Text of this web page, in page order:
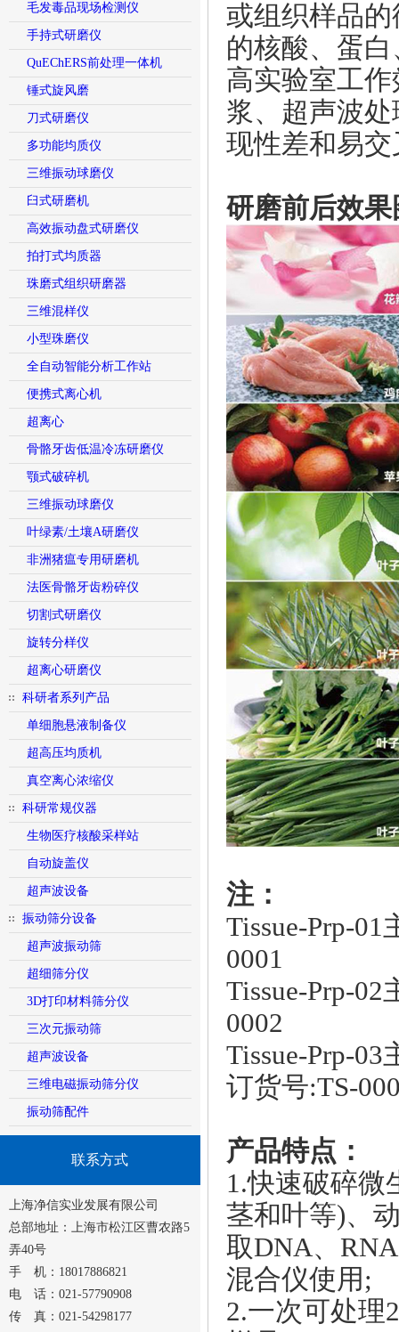
毛发毒品现场检测仪
手持式研磨仪
QuEChERS前处理一体机
锤式旋风磨
刀式研磨仪
多功能均质仪
三维振动球磨仪
臼式研磨机
高效振动盘式研磨仪
拍打式均质器
珠磨式组织研磨器
三维混样仪
小型珠磨仪
全自动智能分析工作站
便携式离心机
超离心
骨骼牙齿低温冷冻研磨仪
颚式破碎机
三维振动球磨仪
叶绿素/土壤A研磨仪
非洲猪瘟专用研磨机
法医骨骼牙齿粉碎仪
切割式研磨仪
旋转分样仪
超离心研磨仪
科研者系列产品
单细胞悬液制备仪
超高压均质机
真空离心浓缩仪
科研常规仪器
生物医疗核酸采样站
自动旋盖仪
超声波设备
振动筛分设备
超声波振动筛
超细筛分仪
3D打印材料筛分仪
三次元振动筛
超声波设备
三维电磁振动筛分仪
振动筛配件
联系方式
上海净信实业发展有限公司
总部地址：上海市松江区曹农路5
弄40号
手 机：18017886821
电 话：021-57790908
传 真：021-54298177
或组织样品
的核酸、蛋
高实验室工
浆、超声波
现性差和易
研磨前后效果
注：
Tissue-Prp-
0001
Tissue-Prp-
0002
Tissue-Prp-
订货号:TS-
产品特点：
1.快速破碎微
茎和叶等)、
取DNA、
混合仪使用;
2.一次可处理